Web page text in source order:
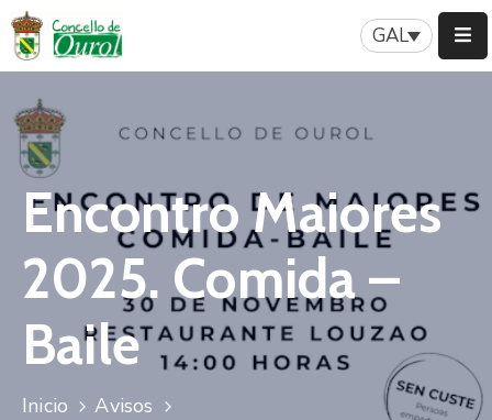
GAL
Inicio
Concello
Servizos
A
Nosa
Historia
Turismo
Encontro Maiores
2025. Comida –
Baile
Inicio
Avisos